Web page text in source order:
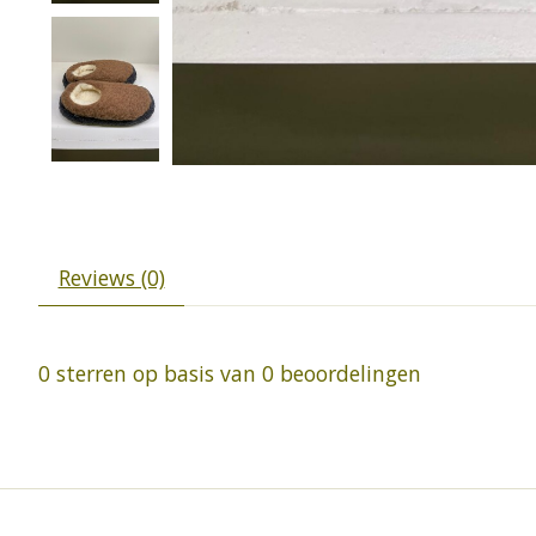
Reviews (0)
0 sterren op basis van 0 beoordelingen